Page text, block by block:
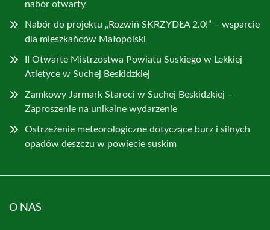
nabór otwarty
Nabór do projektu „Rozwiń SKRZYDŁA 2.0!” – wsparcie
dla mieszkańców Małopolski
II Otwarte Mistrzostwa Powiatu Suskiego w Lekkiej
Atletyce w Suchej Beskidzkiej
Zamkowy Jarmark Staroci w Suchej Beskidzkiej –
Zaproszenie na unikalne wydarzenie
Ostrzeżenie meteorologiczne dotyczące burz i silnych
opadów deszczu w powiecie suskim
O NAS